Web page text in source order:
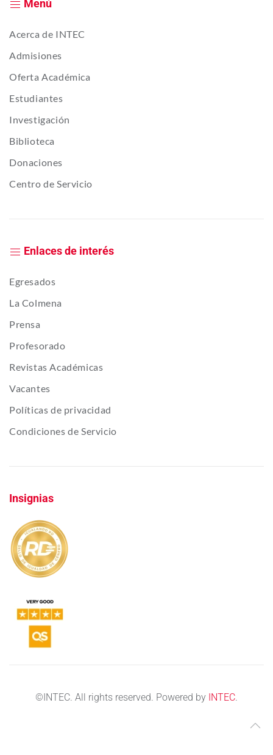
Menú
Acerca de INTEC
Admisiones
Oferta Académica
Estudiantes
Investigación
Biblioteca
Donaciones
Centro de Servicio
Enlaces de interés
Egresados
La Colmena
Prensa
Profesorado
Revistas Académicas
Vacantes
Políticas de privacidad
Condiciones de Servicio
Insignias
© INTEC. All rights reserved. Powered by INTEC.